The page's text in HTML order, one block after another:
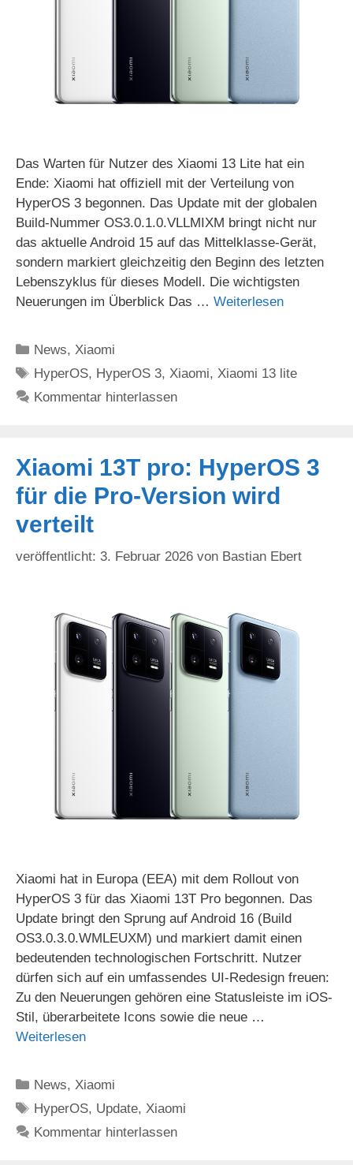
Das Warten für Nutzer des Xiaomi 13 Lite hat ein
Ende: Xiaomi hat offiziell mit der Verteilung von
HyperOS 3 begonnen. Das Update mit der globalen
Build-Nummer OS3.0.1.0.VLLMIXM bringt nicht nur
das aktuelle Android 15 auf das Mittelklasse-Gerät,
sondern markiert gleichzeitig den Beginn des letzten
Lebenszyklus für dieses Modell. Die wichtigsten
Neuerungen im Überblick Das … Weiterlesen
Kategorien
News, Xiaomi
Schlagwörter
HyperOS, HyperOS 3, Xiaomi, Xiaomi 13 lite
Kommentar hinterlassen
Xiaomi 13T pro: HyperOS 3
für die Pro-Version wird
verteilt
3. Februar 2026 von Bastian Ebert
Xiaomi hat in Europa (EEA) mit dem Rollout von
HyperOS 3 für das Xiaomi 13T Pro begonnen. Das
Update bringt den Sprung auf Android 16 (Build
OS3.0.3.0.WMLEUXM) und markiert damit einen
bedeutenden technologischen Fortschritt. Nutzer
dürfen sich auf ein umfassendes UI-Redesign freuen:
Zu den Neuerungen gehören eine Statusleiste im iOS-
Stil, überarbeitete Icons sowie die neue …
Weiterlesen
Kategorien
News,Xiaomi
Schlagwörter
HyperOS, Update,Xiaomi
Kommentar hinterlassen